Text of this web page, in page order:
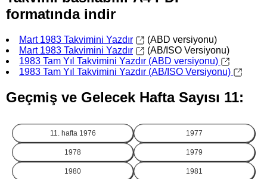
formatında indir
Mart 1983 Takvimini Yazdır
(ABD versiyonu)
Mart 1983 Takvimini Yazdır
(AB/ISO Versiyonu)
1983 Tam Yıl Takvimini Yazdır (ABD versiyonu)
1983 Tam Yıl Takvimini Yazdır (AB/ISO Versiyonu)
Geçmiş ve Gelecek Hafta Sayısı 11:
11. hafta 1976 1977
1978 1979
1980 1981